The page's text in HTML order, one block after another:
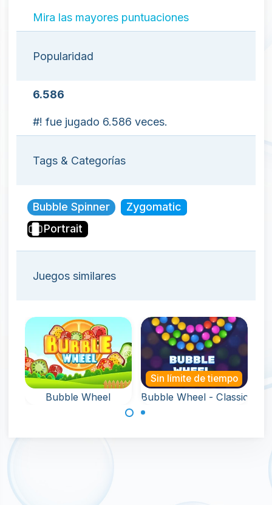
Mira las mayores puntuaciones
Popularidad
6.586
#! fue jugado 6.586 veces.
Tags & Categorías
Bubble Spinner
Zygomatic
Portrait
Juegos similares
Bubble Wheel Bubble Wheel - Classic
Sin límite de tiempo